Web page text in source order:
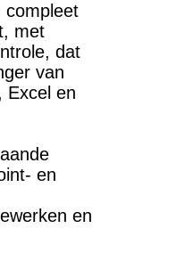
compleet
met
dat
van
Excel en
en
en